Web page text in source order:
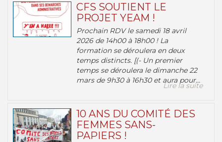
CFS SOUTIENT LE
PROJET YEAM !
Prochain RDV le samedi 18 avril
2026 de 14h00 à 18h00 ! La
formation se déroulera en deux
temps distincts. [(- Un premier
temps se déroulera le dimanche 22
mars de 9h30 à 16h30 et aura pour...
Lire la suite
10 ANS DU COMITÉ DES
FEMMES SANS-
PAPIERS !